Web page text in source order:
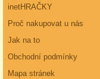
inetHRAČKY
Proč nakupovat u nás
Jak na to
Obchodní podmínky
Mapa stránek